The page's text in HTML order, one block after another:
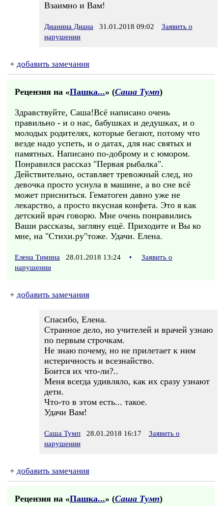
Взаимно и Вам!
Дианина Диана 31.01.2018 09:02
Заявить о
нарушении
+ добавить замечания
Рецензия на «Пашка...» (Саша Тумп)
Здравствуйте, Саша!Всё написано очень
правильно - и о нас, бабушках и дедушках, и о
молодых родителях, которые бегают, потому что
везде надо успеть, и о датах, для нас святых и
памятных. Написано по-доброму и с юмором.
Понравился рассказ "Первая рыбалка".
Действительно, оставляет тревожный след, но
девочка просто уснула в машине, а во сне всё
может присниться. Гематоген давно уже не
лекарство, а просто вкусная конфета. Это я как
детский врач говорю. Мне очень понравились
Ваши рассказы, загляну ещё. Приходите и Вы ко
мне, на "Стихи.ру"тоже. Удачи. Елена.
Елена Тимина 28.01.2018 13:24 •
Заявить о
нарушении
+ добавить замечания
Спасибо, Елена.
Странное дело, но учителей и врачей узнаю
по первым строчкам.
Не знаю почему, но не прилетает к ним
истеричность и всезнайство.
Боится их что-ли?..
Меня всегда удивляло, как их сразу узнают
дети.
Что-то в этом есть... такое.
Удачи Вам!
Саша Тумп 28.01.2018 16:17
Заявить о
нарушении
+ добавить замечания
Рецензия на «Пашка...» (Саша Тумп)